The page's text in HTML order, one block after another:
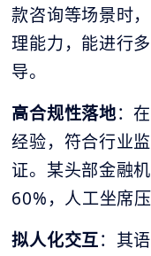
款咨询等场景时
理能力，能进行
导。
高合规性落地：
经验，符合行业
证。某头部金融
60%，人工坐席
拟人化交互：其